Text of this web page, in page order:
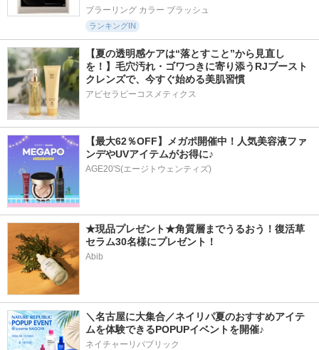
ブラーリング カラー ブラッシュ
ランキングIN
【夏の透明感ケアは“落とすこと”から見直し
を！】毛穴汚れ・ゴワつきに寄り添うRJブースト
クレンズで、今すぐ始める美肌習慣
アピセラピーコスメティクス
【最大62％OFF】メガポ開催中！人気美容液ファ
ンデやUVアイテムがお得に♪
AGE20'S(エージトウェンティズ)
★現品プレゼント★角質層までうるおう！復活草
セラム30名様にプレゼント！
Abib
＼名古屋に大集合／ネイリパ夏のおすすめアイテ
ムを体験できるPOPUPイベントを開催♪
ネイチャーリパブリック